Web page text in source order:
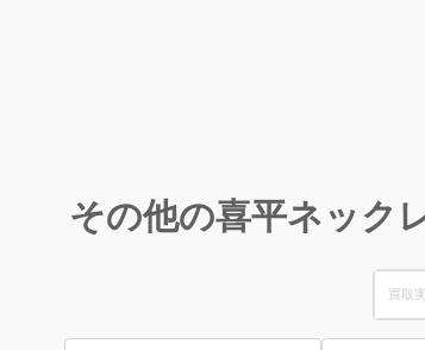
その他の喜平ネック
Search
for: